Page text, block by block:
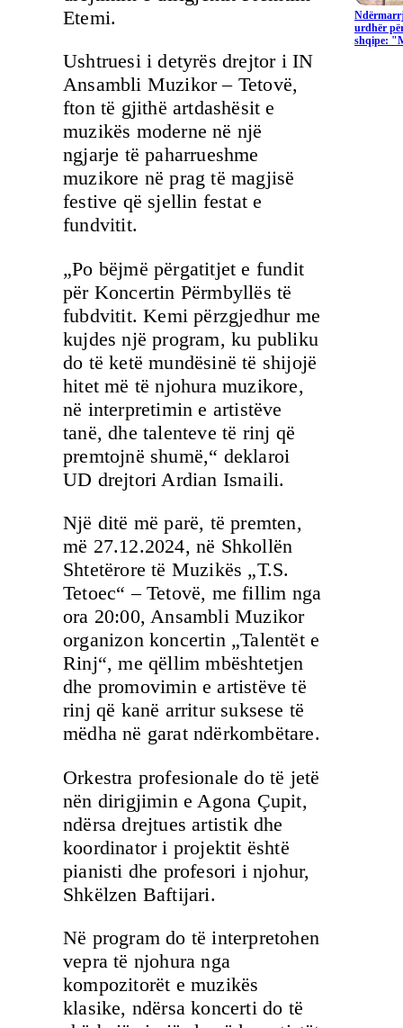
Etemi.
Ushtruesi i detyrës drejtor i IN
Ansambli Muzikor – Tetovë,
fton të gjithë artdashësit e
muzikës moderne në një
ngjarje të paharrueshme
muzikore në prag të magjisë
festive që sjellin festat e
fundvitit.
„Po bëjmë përgatitjet e fundit
për Koncertin Përmbyllës të
fubdvitit. Kemi përzgjedhur me
kujdes një program, ku publiku
do të ketë mundësinë të shijojë
hitet më të njohura muzikore,
në interpretimin e artistëve
tanë, dhe talenteve të rinj që
premtojnë shumë,“ deklaroi
UD drejtori Ardian Ismaili.
Një ditë më parë, të premten,
më 27.12.2024, në Shkollën
Shtetërore të Muzikës „T.S.
Tetoec“ – Tetovë, me fillim nga
ora 20:00, Ansambli Muzikor
organizon koncertin „Talentët e
Rinj“, me qëllim mbështetjen
dhe promovimin e artistëve të
rinj që kanë arritur suksese të
mëdha në garat ndërkombëtare.
Orkestra profesionale do të jetë
nën dirigjimin e Agona Çupit,
ndërsa drejtues artistik dhe
koordinator i projektit është
pianisti dhe profesori i njohur,
Shkëlzen Baftijari.
Në program do të interpretohen
vepra të njohura nga
kompozitorët e muzikës
klasike, ndërsa koncerti do të
urdhër
shqipe: